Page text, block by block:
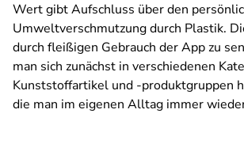
Wert gibt Aufschluss über den
Umweltverschmutzung durch Plastik.
durch fleißigen Gebrauch der App zu
man sich zunächst in verschiedenen
Kunststoffartikel und -produktgruppen
die man im eigenen Alltag immer